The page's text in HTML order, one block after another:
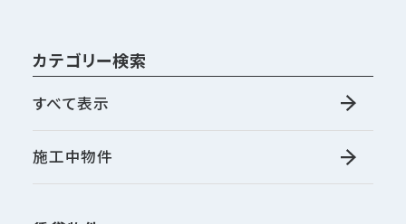
カテゴリー検索
すべて表示
施工中物件